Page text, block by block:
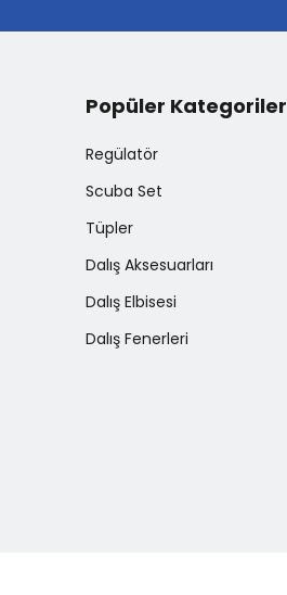
Popüler Kategoriler
Regülatör
Scuba Set
Tüpler
Dalış Aksesuarları
Dalış Elbisesi
Dalış Fenerleri